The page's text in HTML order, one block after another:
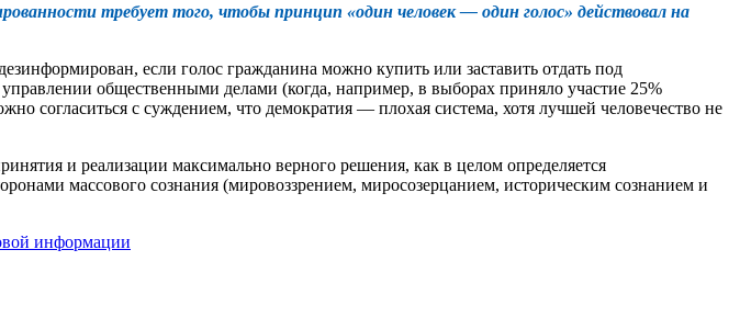
требует того, чтобы принцип «один человек — один голос» действовал на
если голос гражданина можно купить или заставить отдать под
общественными делами (когда, например, в выборах приняло участие 25%
согласиться с суждением, что демократия — плохая система, хотя лучшей человечество не
и реализации максимально верного решения, как в целом определяется
массового сознания (мировоззрением, миросозерцанием, историческим сознанием и
информации